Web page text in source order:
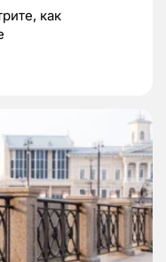
как